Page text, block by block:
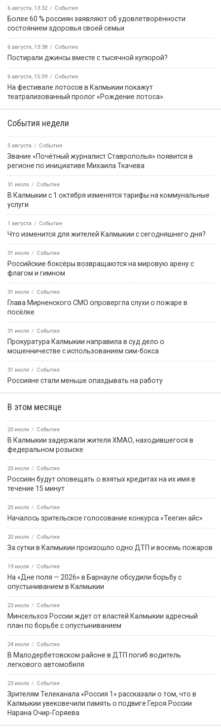
6 августа, 13:32 Событие
Более 60 % россиян заявляют об удовлетворённости
состоянием здоровья своей семьи
6 августа, 13:38 Событие
Постирали джинсы вместе с тысячной купюрой?
6 августа, 15:09 Событие
На фестивале лотосов в Калмыкии покажут
театрализованный пролог «Рождение лотоса».
События недели
5 августа Событие
Звание «Почётный журналист Ставрополья» появится в
регионе по инициативе Михаила Ткачева
31 июля Событие
В Калмыкии с 1 октября изменятся тарифы на коммунальные
услуги
1 августа Событие
Что изменится для жителей Калмыкии с сегодняшнего дня?
31 июля Событие
Российские боксёры возвращаются на мировую арену с
флагом и гимном
31 июля Событие
Глава Мирненского СМО опровергла слухи о пожаре в
посёлке
31 июля Событие
Прокуратура Калмыкии направила в суд дело о
мошенничестве с использованием сим-бокса
31 июля Событие
Россияне стали меньше опаздывать на работу
В этом месяце
20 июля Событие
В Калмыкии задержали жителя ХМАО, находившегося в
федеральном розыске
20 июля Событие
Россиян будут оповещать о взятых кредитах на их имя в
течение 15 минут
20 июля Событие
Началось зрительское голосование конкурса «Теегин айс»
20 июля Событие
За сутки в Калмыкии произошло одно ДТП и восемь пожаров
19 июля Событие
На «Дне поля — 2026» в Барнауле обсудили борьбу с
опустыниванием в Калмыкии
23 июля Событие
Минсельхоз России ждет от властей Калмыкии адресный
план по борьбе с опустыниванием
24 июля Событие
В Малодербетовском районе в ДТП погиб водитель
легкового автомобиля
23 июля Событие
Зрителям Телеканала «Россия 1» рассказали о том, что в
Калмыкии увековечили память о подвиге Героя России
Нарана Очир-Горяева